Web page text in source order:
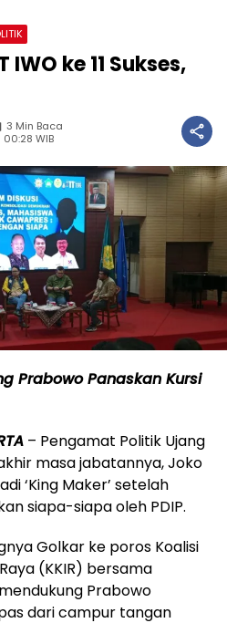
ke 11 Sukses,
3 Min Baca
WIB
Prabowo Panaskan Kursi
– Pengamat Politik Ujang
masa jabatannya, Joko
‘King Maker’ setelah
siapa-siapa oleh PDIP.
Golkar ke poros Koalisi
(KKIR) bersama
Prabowo
dari campur tangan